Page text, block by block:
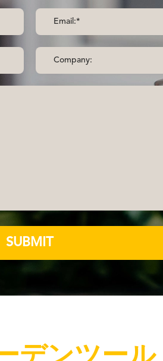
SUBMIT